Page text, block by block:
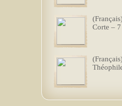
Corte –